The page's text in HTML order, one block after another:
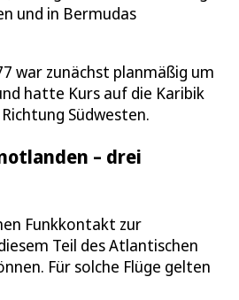
und in Bermudas
war zunächst planmäßig um
hatte Kurs auf die Karibik
Südwesten.
– drei
Funkkontakt zur
Teil des Atlantischen
Für solche Flüge gelten